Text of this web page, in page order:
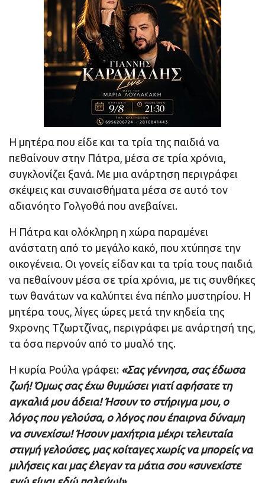
Η μητέρα που είδε και τα τρία της παιδιά να
πεθαίνουν στην Πάτρα, μέσα σε τρία χρόνια,
συγκλονίζει ξανά. Με μια ανάρτηση περιγράφει
σκέψεις και συναισθήματα μέσα σε αυτό τον
αδιανόητο Γολγοθά που ανεβαίνει.
Η Πάτρα και ολόκληρη η χώρα παραμένει
ανάστατη από το μεγάλο κακό, που χτύπησε την
οικογένεια. Οι γονείς είδαν και τα τρία τους παιδιά
να πεθαίνουν μέσα σε τρία χρόνια, με τις συνθήκες
των θανάτων να καλύπτει ένα πέπλο μυστηρίου. Η
μητέρα τους, λίγες ώρες μετά την κηδεία της
9χρονης Τζωρτζίνας, περιγράφει με ανάρτησή της,
τα όσα περνούν από το μυαλό της.
Η κυρία Ρούλα γράφει: «Σας γέννησα, σας έδωσα
ζωή! Όμως σας έχω θυμώσει γιατί αφήσατε τη
αγκαλιά μου άδεια! Ήσουν το στήριγμα μου, ο
λόγος που γελούσα, ο λόγος που έπαιρνα δύναμη
να συνεχίσω! Ήσουν μαχήτρια μέχρι τελευταία
στιγμή γελούσες, μας κοίταγες χωρίς να μπορείς να
μιλήσεις και μας έλεγαν τα μάτια σου «συνεχίστε